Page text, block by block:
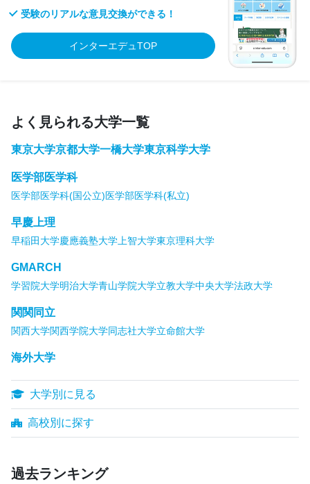
受験のリアルな意見交換ができる！
インターエデュTOP
よく見られる大学一覧
東京大学京都大学一橋大学東京科学大学
医学部医学科
医学部医学科(国公立)医学部医学科(私立)
早慶上理
早稲田大学慶應義塾大学 上智大学東京理科大学
GMARCH
学習院大学明治大学青山学院大学立教大学中央大学法政大学
関関同立
関西大学関西学院大学同志社大学立命館大学
海外大学
大学別に見る
高校別に探す
過去ランキング